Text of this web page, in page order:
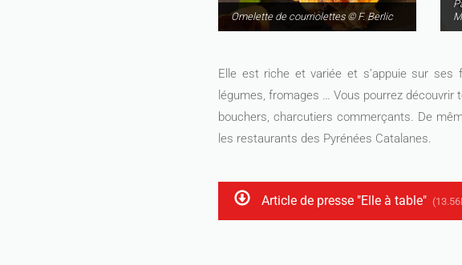
Omelette de courriolettes © F. Berlic
Elle est riche et variée et s’appuie sur ses
légumes, fromages … Vous pourrez
bouchers, charcutiers commerçants. De
les restaurants des Pyrénées Catalanes.
Article de presse "Elle à table"